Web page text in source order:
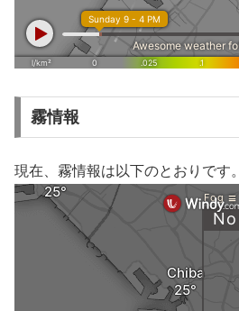
霧情報
現在、霧情報は以下のとおりです。